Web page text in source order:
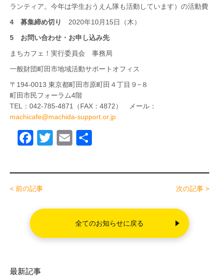
ランティア。今年は学生おうえん隊も活動しています）の活動費
4 募集締め切り
2020年10月15日（木）
5 お問い合わせ・お申し込み先
まちカフェ！実行委員会 事務局
一般財団町田市地域活動サポートオフィス
〒194-0013 東京都町田市原町田４丁目９−８
町田市民フォーラム4階
TEL：042-785-4871（FAX：4872） メール：
machicafe@machida-support.or.jp
F
c
e
o
o
T
tt
E
ail
< 前の記事 次の記事 >
全てのお知らせに戻る
最新記事